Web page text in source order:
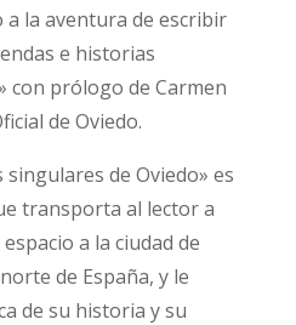
a la aventura de escribir
e historias
con prólogo de Carmen
de Oviedo.
de Oviedo» es
transporta al lector a
a la ciudad de
de España, y le
de su historia y su